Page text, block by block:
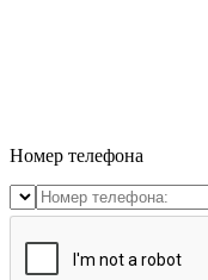
Номер телефона